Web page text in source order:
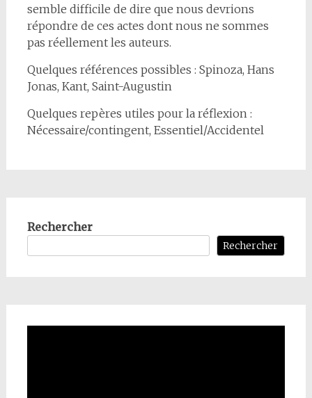
semble difficile de dire que nous devrions
répondre de ces actes dont nous ne sommes
pas réellement les auteurs.
Quelques références possibles : Spinoza, Hans
Jonas, Kant, Saint-Augustin
Quelques repères utiles pour la réflexion :
Nécessaire/contingent, Essentiel/Accidentel
Rechercher
Rechercher